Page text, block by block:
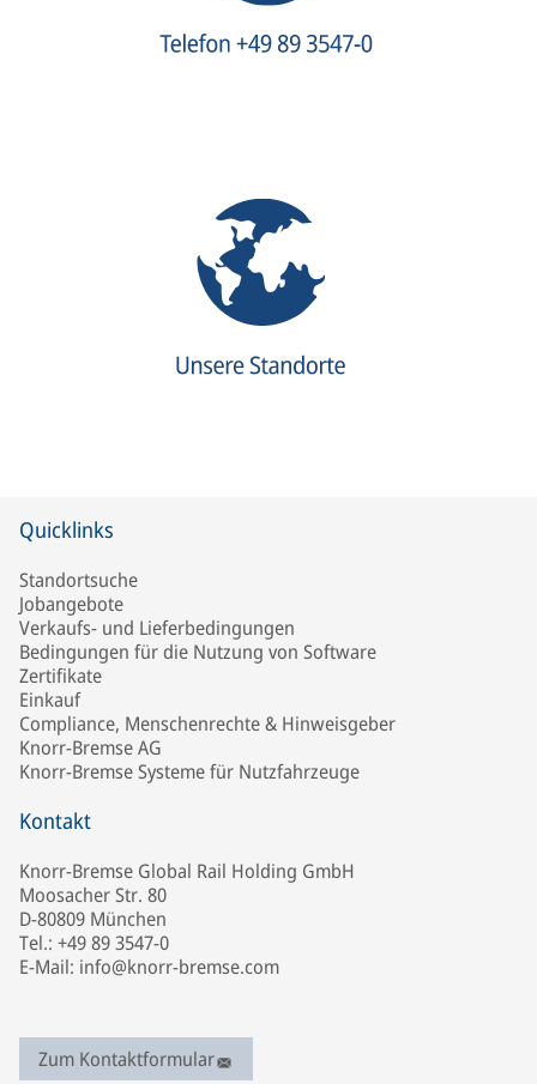
Quicklinks
Standortsuche
Jobangebote
Verkaufs- und Lieferbedingungen
Bedingungen für die Nutzung von Software
Zertifikate
Einkauf
Compliance, Menschenrechte & Hinweisgeber
Knorr-Bremse AG
Knorr-Bremse Systeme für Nutzfahrzeuge
Kontakt
Knorr-Bremse Global Rail Holding GmbH
Moosacher Str. 80
D-80809 München
Tel.: +49 89 3547-0
E-Mail: info@knorr-bremse.com
Zum Kontaktformular